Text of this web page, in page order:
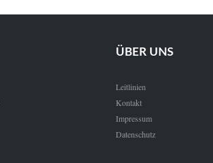
ÜBER UNS
Leitlinien
Kontakt
Impressum
Datenschutz